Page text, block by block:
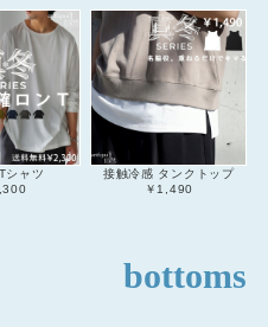
シャツ
接触冷感 タンクトップ
￥1,490
bottoms